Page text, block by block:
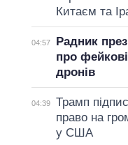
Китаєм та
04:57
Радник
про
дронів
04:39
Трамп
право на
у США